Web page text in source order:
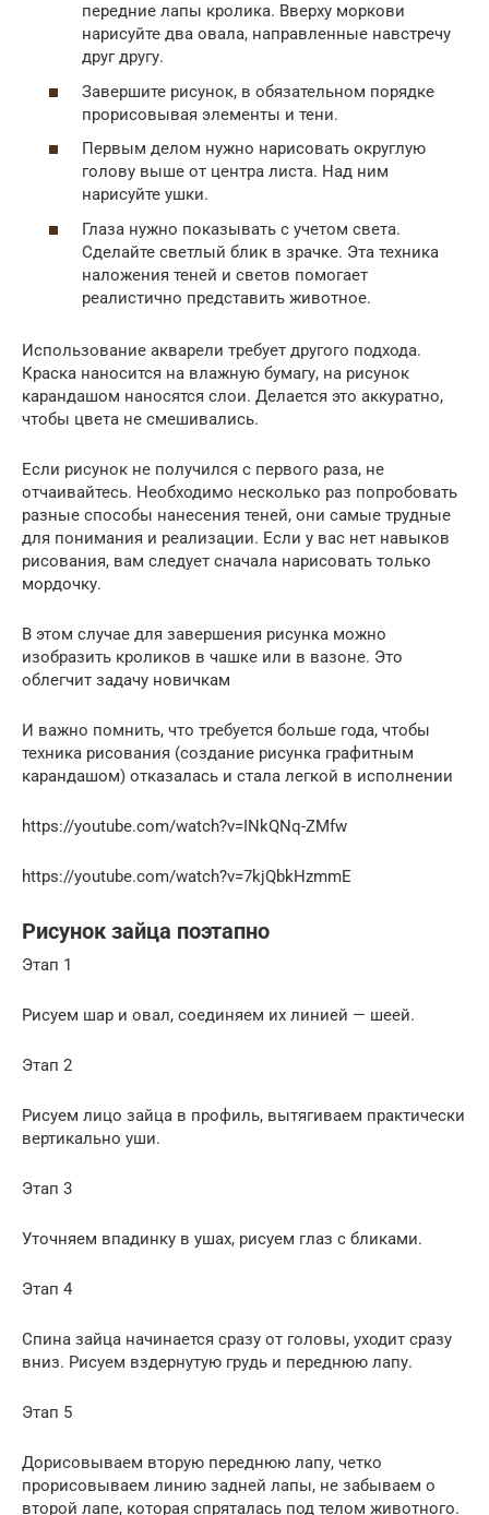
передние лапы кролика. Вверху моркови
нарисуйте два овала, направленные навстречу
друг другу.
Завершите рисунок, в обязательном порядке
прорисовывая элементы и тени.
Первым делом нужно нарисовать округлую
голову выше от центра листа. Над ним
нарисуйте ушки.
Глаза нужно показывать с учетом света.
Сделайте светлый блик в зрачке. Эта техника
наложения теней и светов помогает
реалистично представить животное.
Использование акварели требует другого подхода.
Краска наносится на влажную бумагу, на рисунок
карандашом наносятся слои. Делается это аккуратно,
чтобы цвета не смешивались.
Если рисунок не получился с первого раза, не
отчаивайтесь. Необходимо несколько раз попробовать
разные способы нанесения теней, они самые трудные
для понимания и реализации. Если у вас нет навыков
рисования, вам следует сначала нарисовать только
мордочку.
В этом случае для завершения рисунка можно
изобразить кроликов в чашке или в вазоне. Это
облегчит задачу новичкам
И важно помнить, что требуется больше года, чтобы
техника рисования (создание рисунка графитным
карандашом) отказалась и стала легкой в ​​исполнении
https://youtube.com/watch?v=INkQNq-ZMfw
https://youtube.com/watch?v=7kjQbkHzmmE
Рисунок зайца поэтапно
Этап 1
Рисуем шар и овал, соединяем их линией — шеей.
Этап 2
Рисуем лицо зайца в профиль, вытягиваем практически
вертикально уши.
Этап 3
Уточняем впадинку в ушах, рисуем глаз с бликами.
Этап 4
Спина зайца начинается сразу от головы, уходит сразу
вниз. Рисуем вздернутую грудь и переднюю лапу.
Этап 5
Дорисовываем вторую переднюю лапу, четко
прорисовываем линию задней лапы, не забываем о
второй лапе, которая спряталась под телом животного.